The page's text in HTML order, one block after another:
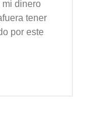
mi dinero
tener
por este